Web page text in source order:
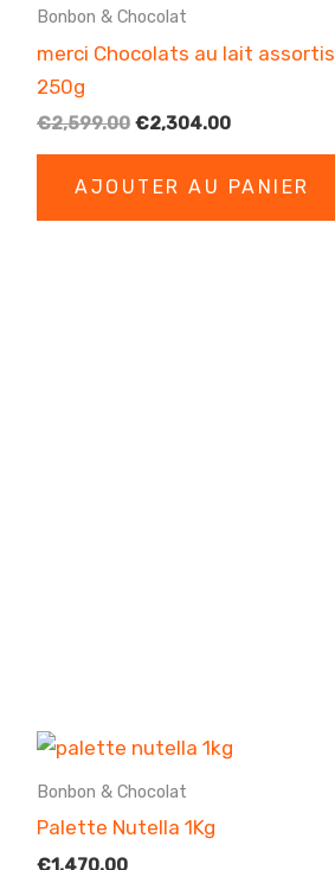
Bonbon & Chocolat
merci Chocolats au lait assortis
250g
€2,599.00 Le
était :
€2,304.00Le
est :
AJOUTER AU PANIER
Bonbon & Chocolat
Palette Nutella 1Kg
€1,470.00